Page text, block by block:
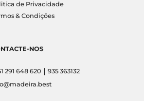
de Privacidade
& Condições
NOS
291 648 620 | 935 363132